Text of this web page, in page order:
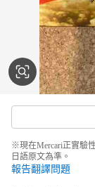
※現在Mercari正實驗
日語原文為準。
報告翻譯問題